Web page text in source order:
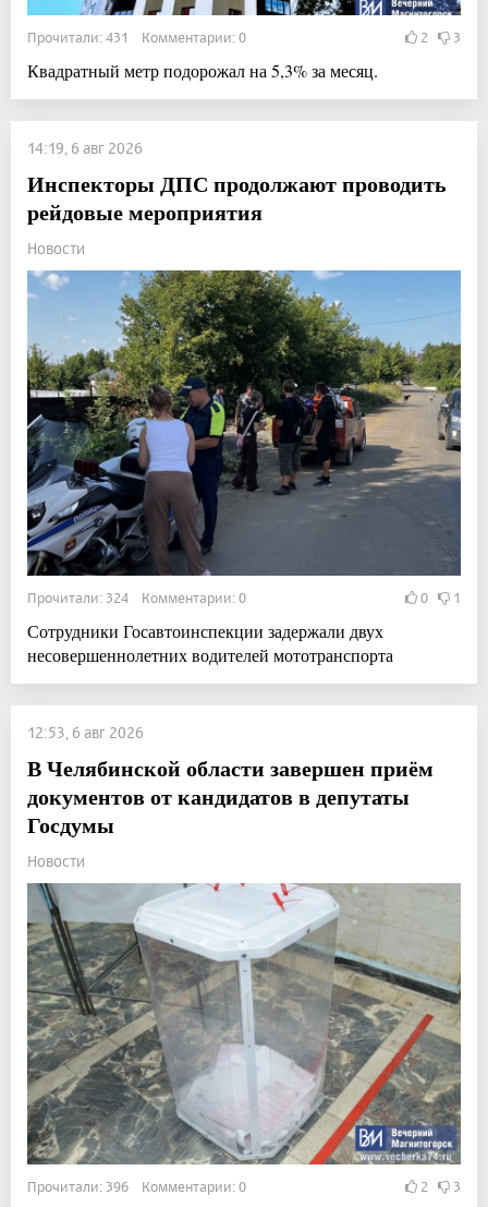
Прочитали: 431 Комментарии: 0 2 3
Квадратный метр подорожал на 5,3% за месяц.
14:19, 6 авг 2026
Инспекторы ДПС продолжают проводить
рейдовые мероприятия
Новости
Прочитали: 324 Комментарии: 0 0 1
Сотрудники Госавтоинспекции задержали двух
несовершеннолетних водителей мототранспорта
12:53, 6 авг 2026
В Челябинской области завершен приём
документов от кандидатов в депутаты
Госдумы
Новости
Прочитали: 396 Комментарии: 0 2 3